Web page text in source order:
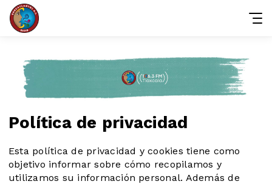
Política de privacidad
Esta política de privacidad y cookies tiene como
objetivo informar sobre cómo recopilamos y
utilizamos su información personal. Además de